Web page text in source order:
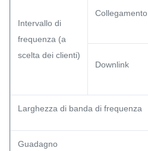
Intervallo di
frequenza (a
scelta dei clienti)
Collegamento
Downlink
Larghezza di banda di frequenza
Guadagno